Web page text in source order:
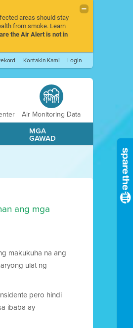
areas should stay
from smoke. Learn
the Air Alert is not in
Kontakin Kami Login
Air Monitoring Data
MGA
GAWAD
ang mga
makukuha na ang
ulat ng
pero hindi
ibaba ay